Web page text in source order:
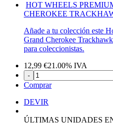
HOT WHEELS
CHEROKEE
Añade a tu colección este
Grand Cherokee
para coleccionistas.
12,99 €21.00% IVA
-
Comprar
ÚLTIMAS UNIDADES